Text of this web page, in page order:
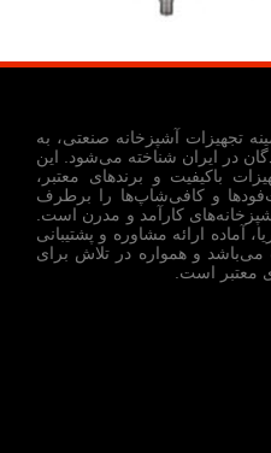
تجهیزات آشپزخانه صنعتی، به
در ایران شناخته می‌شود. این
باکیفیت و برندهای معتبر،
و کافی‌شاپ‌ها را برطرف
کارآمد و مدرن است.
آماده ارائه مشاوره و پشتیبانی
می‌باشد و همواره در تلاش برای
معتبر است.